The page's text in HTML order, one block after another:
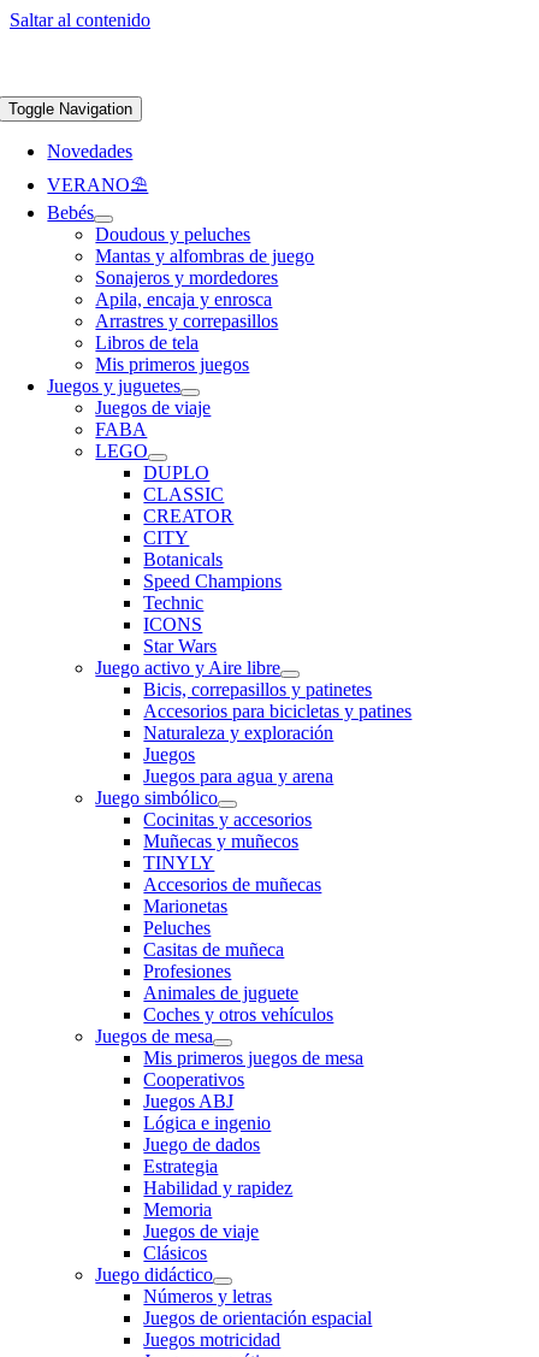
Saltar al contenido
Toggle Navigation
Novedades
VERANO⛱️​
Bebés
Doudous y peluches
Mantas y alfombras de juego
Sonajeros y mordedores
Apila, encaja y enrosca
Arrastres y correpasillos
Libros de tela
Mis primeros juegos
Juegos y juguetes
Juegos de viaje
FABA
LEGO
DUPLO
CLASSIC
CREATOR
CITY
Botanicals
Speed Champions
Technic
ICONS
Star Wars
Juego activo y Aire libre
Bicis, correpasillos y patinetes
Accesorios para bicicletas y patines
Naturaleza y exploración
Juegos
Juegos para agua y arena
Juego simbólico
Cocinitas y accesorios
Muñecas y muñecos
TINYLY
Accesorios de muñecas
Marionetas
Peluches
Casitas de muñeca
Profesiones
Animales de juguete
Coches y otros vehículos
Juegos de mesa
Mis primeros juegos de mesa
Cooperativos
Juegos ABJ
Lógica e ingenio
Juego de dados
Estrategia
Habilidad y rapidez
Memoria
Juegos de viaje
Clásicos
Juego didáctico
Números y letras
Juegos de orientación espacial
Juegos motricidad